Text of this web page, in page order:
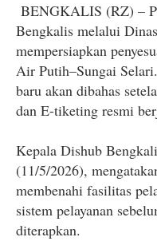
BENGKALIS (RZ) –
Bengkalis melalui
mempersiapkan
Air Putih–Sungai
baru akan dibahas
dan E-tiketing resmi
Kepala Dishub
(11/5/2026),
membenahi fasilitas
sistem pelayanan
diterapkan.